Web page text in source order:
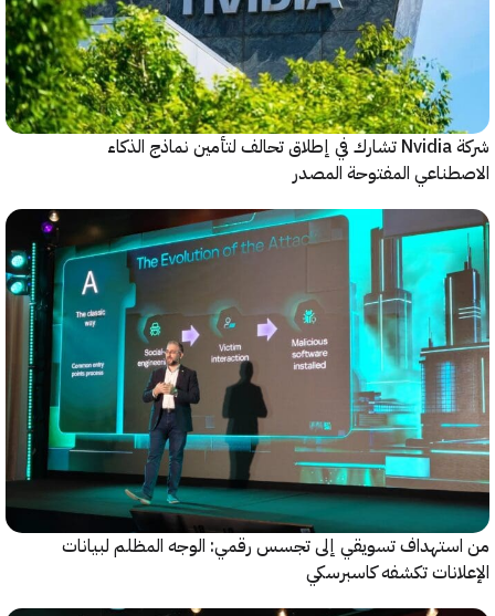
شركة Nvidia تشارك في إطلاق تحالف لتأمين نماذج الذكاء
المفتوحة المصدر
تسويقي إلى تجسس رقمي: الوجه المظلم لبيانات
تكشفه كاسبرسكي